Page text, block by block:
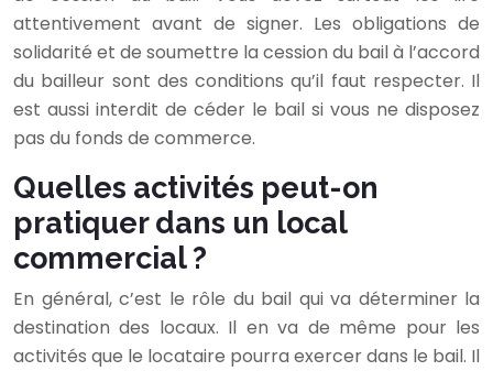
attentivement avant de signer. Les obligations de
solidarité et de soumettre la cession du bail à l’accord
du bailleur sont des conditions qu’il faut respecter. Il
est aussi interdit de céder le bail si vous ne disposez
pas du fonds de commerce.
Quelles activités peut-on
pratiquer dans un local
commercial ?
En général, c’est le rôle du bail qui va déterminer la
destination des locaux. Il en va de même pour les
activités que le locataire pourra exercer dans le bail. Il